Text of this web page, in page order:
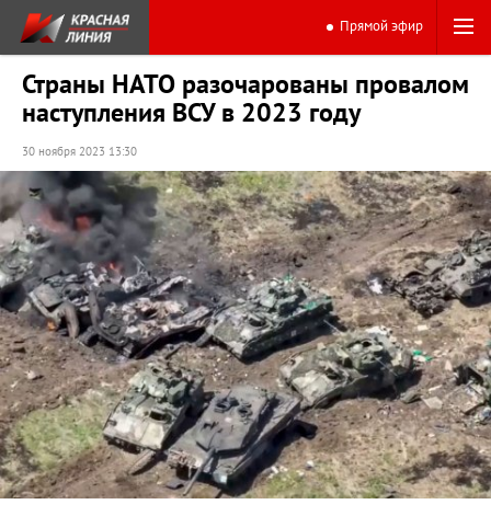
Прямой эфир
Страны НАТО разочарованы провалом
наступления ВСУ в 2023 году
30 ноября 2023 13:30